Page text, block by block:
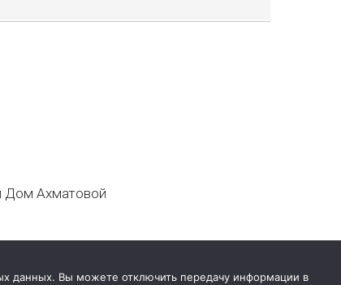
Дом Ахматовой
данных. Вы можете отключить передачу информации в